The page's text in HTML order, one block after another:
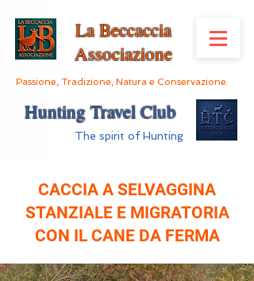
La Beccaccia
Associazione
Passione, Tradizione, Natura e Conservazione.
Hunting Travel Club
The spirit of Hunting
CACCIA A SELVAGGINA
STANZIALE E MIGRATORIA
CON IL CANE DA FERMA